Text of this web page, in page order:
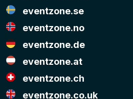
eventzone.se
eventzone.no
eventzone.de
eventzone.at
eventzone.ch
eventzone.co.uk